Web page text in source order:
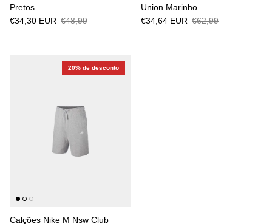
Pretos
€34,30 EUR €48,99
Union Marinho
€34,64 EUR €62,99
20% de desconto
Calções Nike M Nsw Club